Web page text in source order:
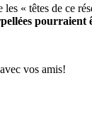
les « têtes de ce
vos amis!